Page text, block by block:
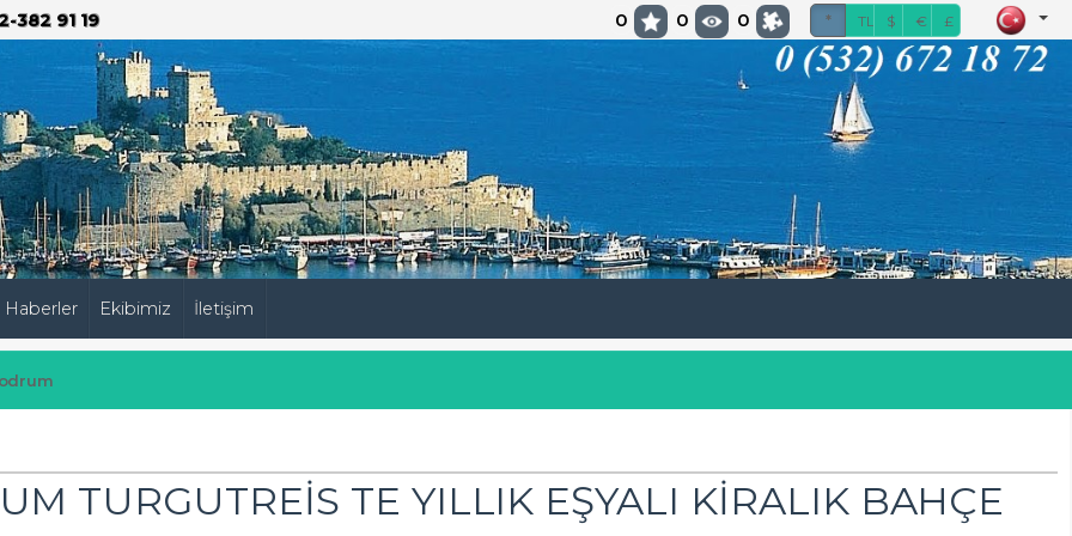
382 91 19 0 0 0 * TL $ € £
Haberler Ekibimiz İletişim
TURGUTREİS TE YILLIK EŞYALI KİRALIK BAHÇE